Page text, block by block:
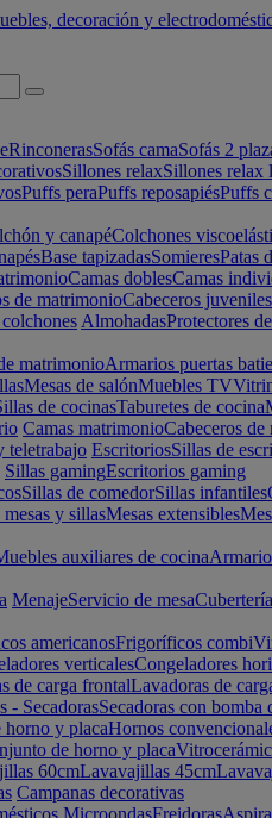
RinconerasSofás camaSofás 2
Sillones relaxSillones relax
Puffs peraPuffs reposapiésPuffs
y canapéColchones
Base tapizadasSomieresPatas
Camas doblesCamas
de matrimonioCabeceros juveniles
AlmohadasProtectores
matrimonioArmarios puertas
Mesas de salónMuebles TV
de cocinasTaburetes de cocina
Camas matrimonioCabeceros
teletrabajo EscritoriosSillas de
Sillas gamingEscritorios gaming
Sillas de comedorSillas infantiles
y sillasMesas extensibles
auxiliares de cocina
MenajeServicio de mesaCubertería
americanosFrigoríficos combi
verticalesCongeladores
de carga frontalLavadoras de
- SecadorasSecadoras con bomba
y placaHornos
de horno y placa
60cmLavavajillas 45cm
Campanas decorativas
MicroondasFreidoras